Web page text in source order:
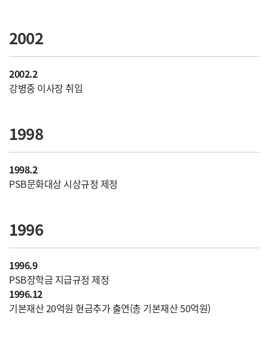
2002
2002.2
강병중 이사장 취임
1998
1998.2
PSB문화대상 시상규정 제정
1996
1996.9
PSB장학금 지급규정 제정
1996.12
기본재산 20억원 현금추가 출연(총 기본재산 50억원)